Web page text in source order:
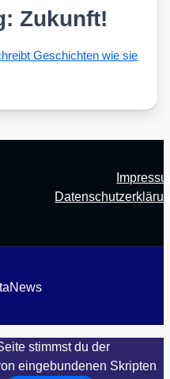
Zukunft!
Geschich­ten wie sie
stimmst du der
eingebundenen Skripten